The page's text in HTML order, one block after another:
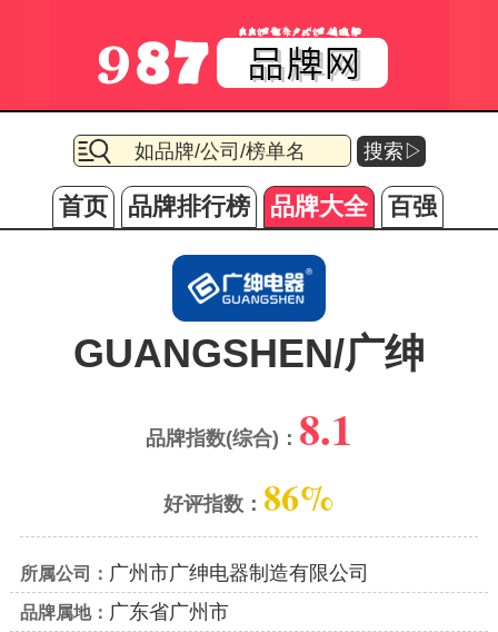
搜索▷
首页 品牌排行榜 品牌大全 百强
GUANGSHEN/广绅
品牌指数(综合)： 8.1
好评指数： 86%
所属公司： 广州市广绅电器制造有限公司
品牌属地： 广东省广州市